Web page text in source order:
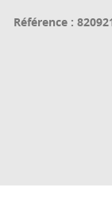
Référence :